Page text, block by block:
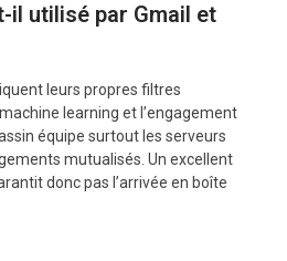
il utilisé par Gmail et
leurs propres filtres
learning et l’engagement
équipe surtout les serveurs
mutualisés. Un excellent
donc pas l’arrivée en boîte